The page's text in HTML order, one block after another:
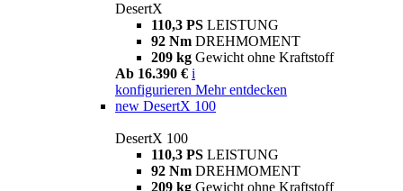
DesertX
110,3 PS LEISTUNG
92 Nm DREHMOMENT
209 kg Gewicht ohne Kraftstoff
Ab 16.390 € i
konfigurieren Mehr entdecken
new DesertX 100
DesertX 100
110,3 PS LEISTUNG
92 Nm DREHMOMENT
209 kg Gewicht ohne Kraftstoff